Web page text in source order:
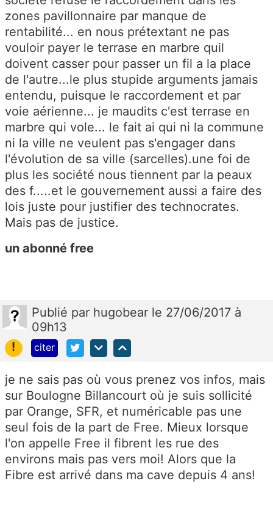
zones pavillonnaire par manque de
rentabilité... en nous prétextant ne pas
vouloir payer le terrase en marbre quil
doivent casser pour passer un fil a la place
de l'autre...le plus stupide arguments jamais
entendu, puisque le raccordement et par
voie aérienne... je maudits c'est terrase en
marbre qui vole... le fait ai qui ni la commune
ni la ville ne veulent pas s'engager dans
l'évolution de sa ville (sarcelles).une foi de
plus les société nous tiennent par la peaux
des f.....et le gouvernement aussi a faire des
lois juste pour justifier des technocrates.
Mais pas de justice.
un abonné free
Publié par hugobear le 27/06/2017 à
09h13
!
citer
je ne sais pas où vous prenez vos infos, mais
sur Boulogne Billancourt où je suis sollicité
par Orange, SFR, et numéricable pas une
seul fois de la part de Free. Mieux lorsque
l'on appelle Free il fibrent les rue des
environs mais pas vers moi! Alors que la
Fibre est arrivé dans ma cave depuis 4 ans!